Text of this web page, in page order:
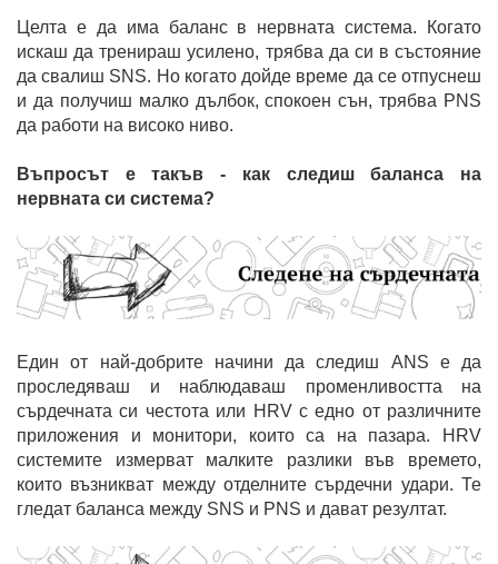
Целта е да има баланс в нервната система. Когато
искаш да тренираш усилено, трябва да си в състояние
да свалиш SNS. Но когато дойде време да се отпуснеш
и да получиш малко дълбок, спокоен сън, трябва PNS
да работи на високо ниво.
Въпросът е такъв - как следиш баланса на
нервната си система?
Един от най-добрите начини да следиш ANS е да
проследяваш и наблюдаваш променливостта на
сърдечната си честота или HRV с едно от различните
приложения и монитори, които са на пазара. HRV
системите измерват малките разлики във времето,
които възникват между отделните сърдечни удари. Те
гледат баланса между SNS и PNS и дават резултат.